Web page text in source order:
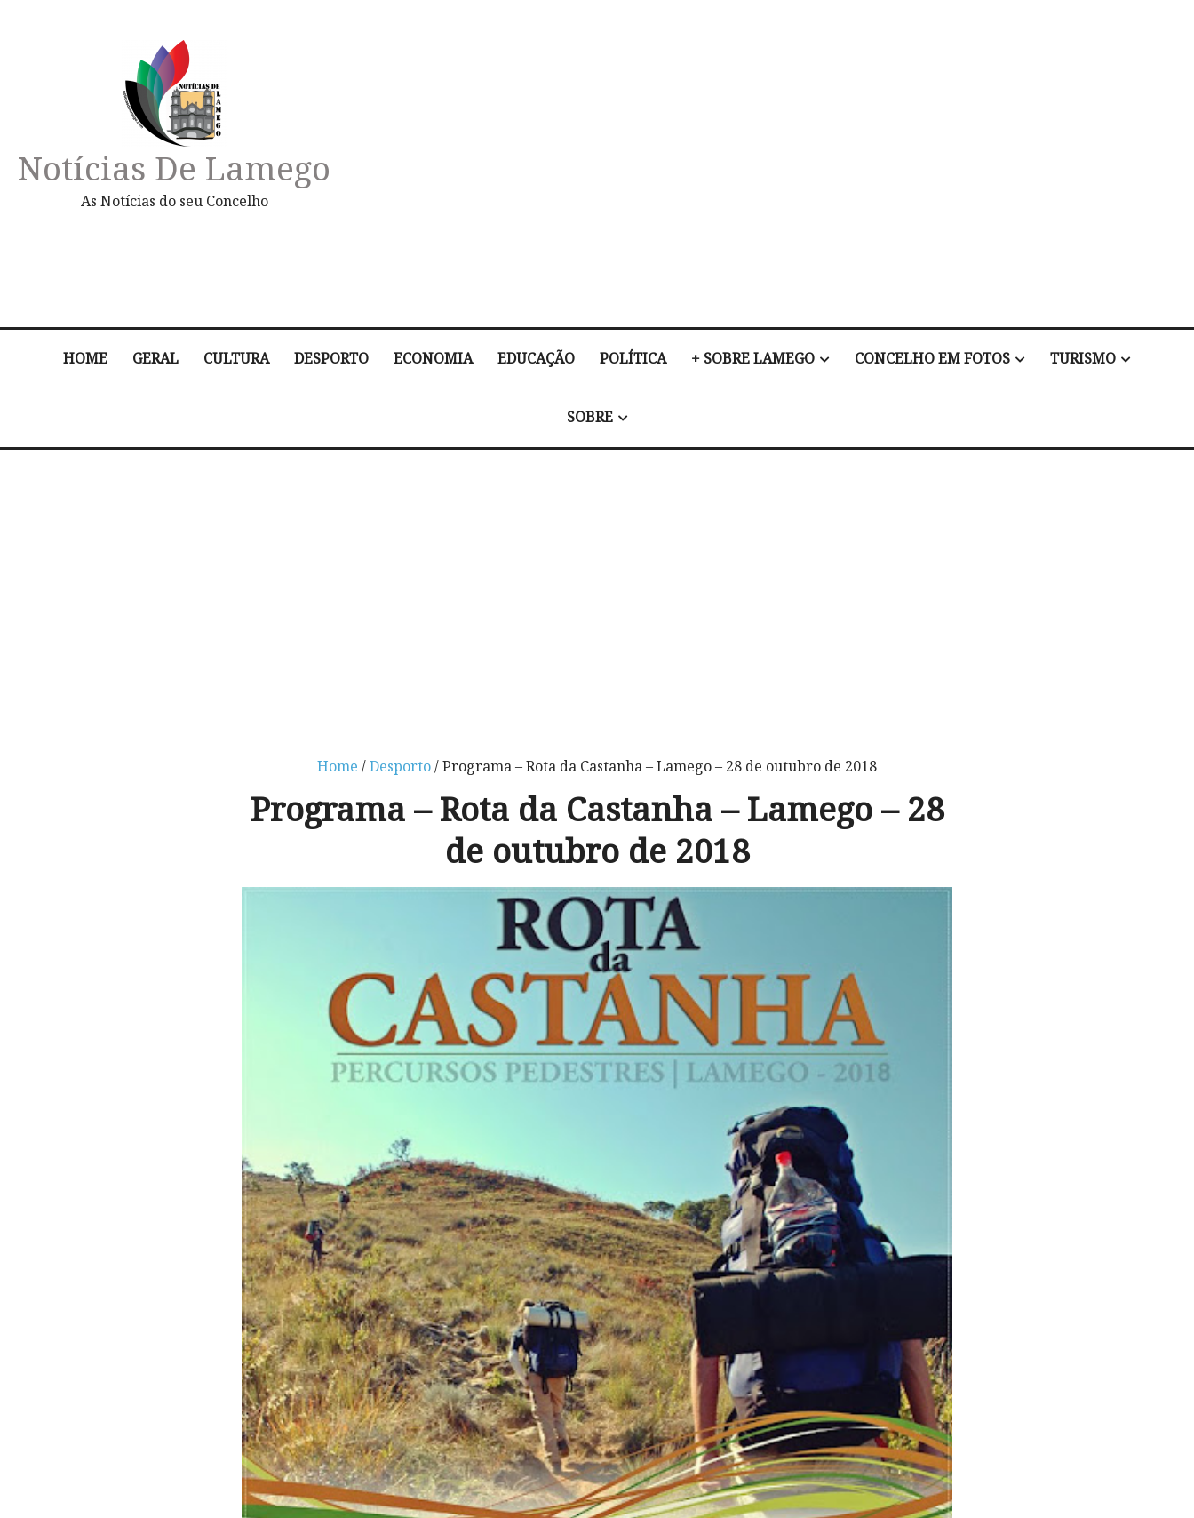
Notícias De Lamego
As Notícias do seu Concelho
HOME GERAL CULTURA DESPORTO ECONOMIA EDUCAÇÃO POLÍTICA + SOBRE LAMEGO CONCELHO EM FOTOS TURISMO
SOBRE
Home /Desporto/ Programa – Rota da Castanha – Lamego – 28 de outubro de 2018
Programa – Rota da Castanha – Lamego – 28
de outubro de 2018